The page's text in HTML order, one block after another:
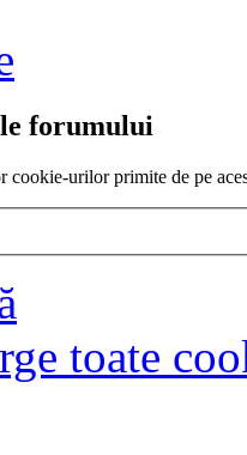
forumului
cookie-urilor primite de pe
toate